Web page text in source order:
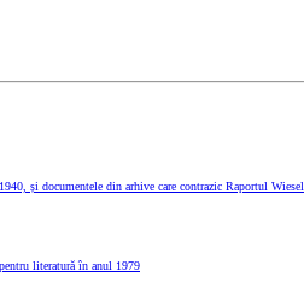
și documentele din arhive care contrazic Raportul Wiesel
literatură în anul 1979